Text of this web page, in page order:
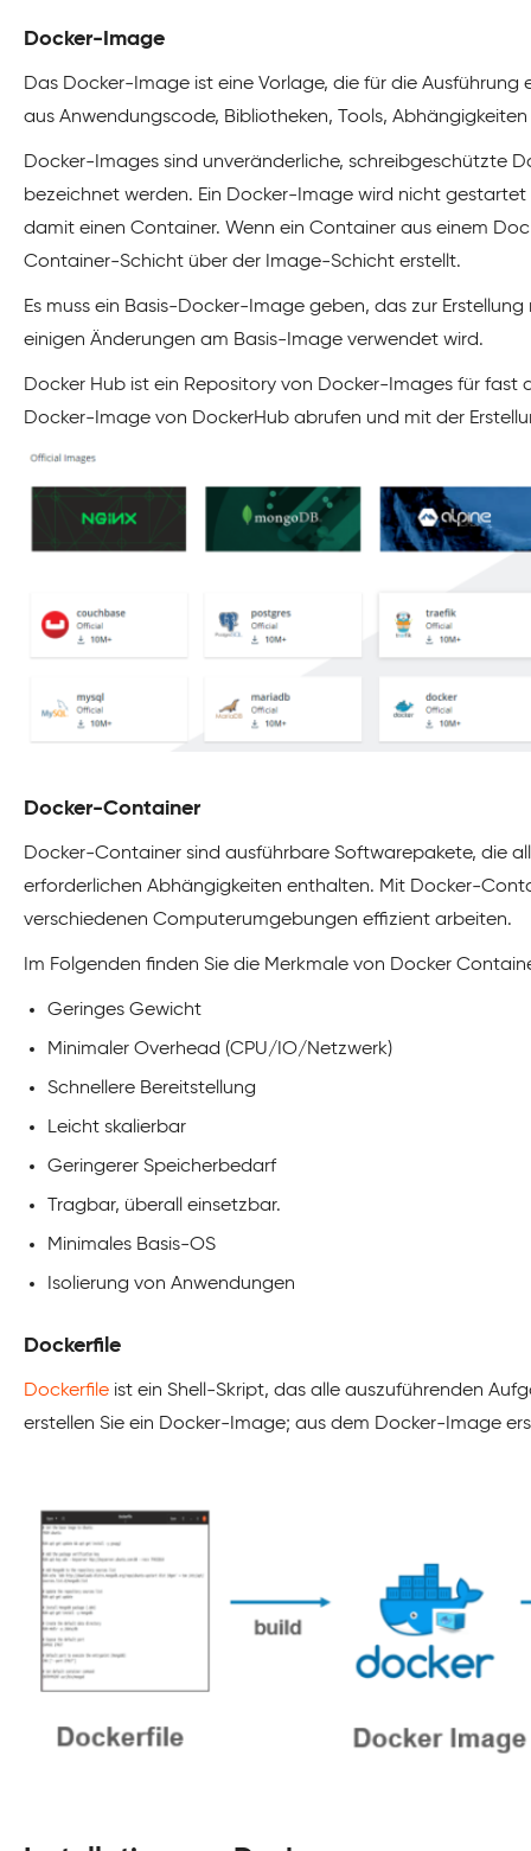
Docker-Image
Das Docker-Image ist eine Vorlage, die für die
aus Anwendungscode, Bibliotheken, Tools, Abhängigkeiten
Docker-Images sind unveränderliche, schreibgeschützte
bezeichnet werden. Ein Docker-Image wird nicht
damit einen Container. Wenn ein Container aus einem
Container-Schicht über der Image-Schicht erstellt.
Es muss ein Basis-Docker-Image geben, das zur
einigen Änderungen am Basis-Image verwendet wird.
Docker Hub ist ein Repository von Docker-Images für fast
Docker-Image von DockerHub abrufen und mit der
Docker-Container
Docker-Container sind ausführbare Softwarepakete, die
erforderlichen Abhängigkeiten enthalten. Mit Docker-
verschiedenen Computerumgebungen effizient arbeiten.
Im Folgenden finden Sie die Merkmale von Docker
Geringes Gewicht
Minimaler Overhead (CPU/IO/Netzwerk)
Schnellere Bereitstellung
Leicht skalierbar
Geringerer Speicherbedarf
Tragbar, überall einsetzbar.
Minimales Basis-OS
Isolierung von Anwendungen
Dockerfile
Dockerfile ist ein Shell-Skript, das alle auszuführenden
erstellen Sie ein Docker-Image; aus dem Docker-Image